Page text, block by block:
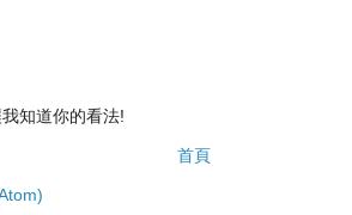
知道你的看法!
首頁